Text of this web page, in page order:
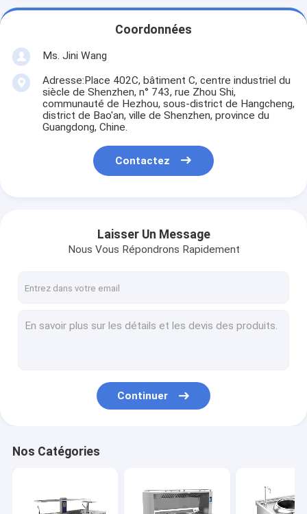
Coordonnées
Ms. Jini Wang
Adresse:Place 402C, bâtiment C, centre industriel du
siècle de Shenzhen, n° 743, rue Zhou Shi,
communauté de Hezhou, sous-district de Hangcheng,
district de Bao'an, ville de Shenzhen, province du
Guangdong, Chine.
Contactez
Laisser Un Message
Nous Vous Répondrons Rapidement
Continuer
Nos Catégories